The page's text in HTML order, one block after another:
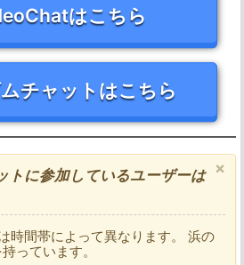
はこちら
チャットはこちら
×
トに参加しているユーザーは
時間帯によって異なります。 浜の
っています。